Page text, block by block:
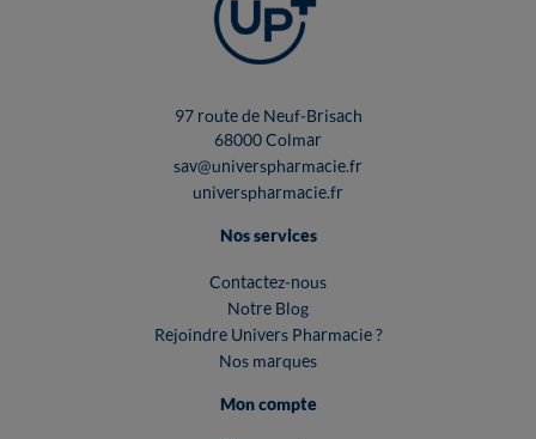
97 route de Neuf-Brisach
68000 Colmar
sav@universpharmacie.fr
universpharmacie.fr
Nos services
Contactez-nous
Notre Blog
Rejoindre Univers Pharmacie ?
Nos marques
Mon compte